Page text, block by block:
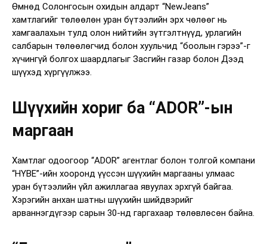
Өмнөд Солонгосын охидын алдарт “NewJeans”
хамтлагийг төлөөлөн уран бүтээлийн эрх чөлөөг нь
хамгаалахын тулд олон нийтийн зүтгэлтнүүд, урлагийн
салбарын төлөөлөгчид болон хуульчид “боолын гэрээ”-г
хүчингүй болгох шаардлагыг Засгийн газар болон Дээд
шүүхэд хүргүүлжээ.
Шүүхийн хориг ба “ADOR”-ын
маргаан
Хамтлаг одоогоор “ADOR” агентлаг болон толгой компани
“HYBE”-ийн хооронд үүссэн шүүхийн маргааны улмаас
уран бүтээлийн үйл ажиллагаа явуулах эрхгүй байгаа.
Хэрэгийн анхан шатны шүүхийн шийдвэрийг
арваннэгдүгээр сарын 30-нд гаргахаар төлөвлөсөн байна.